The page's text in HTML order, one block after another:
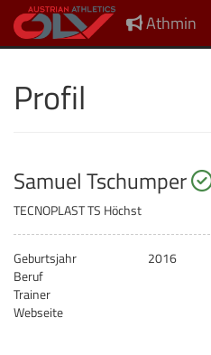
Athmin
Profil
Samuel Tschumper
TECNOPLAST TS Höchst
Geburtsjahr
2016
Beruf
Trainer
Webseite